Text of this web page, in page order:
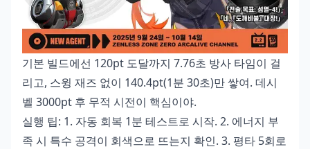
기본 빌드에선 120pt 도달까지 7.76초 방사 타임이 걸
리고, 스윙 재즈 없이 140.4pt(1분 30초)만 쌓여. 데시
벨 3000pt 후 무적 시전이 핵심이야.
실행 팁: 1. 자동 회복 1분 테스트로 시작. 2. 에너지 부
족 시 특수 공격이 회색으로 뜨는지 확인. 3. 평타 5회로